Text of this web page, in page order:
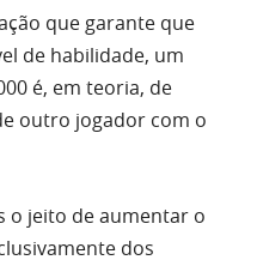
que garante que
de habilidade, um
é, em teoria, de
outro jogador com o
o jeito de aumentar o
dos